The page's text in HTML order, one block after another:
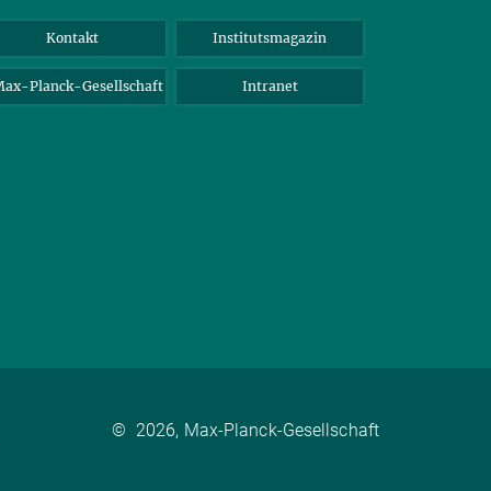
Kontakt Institutsmagazin
Planck-Gesellschaft Intranet
© 2026, Max-Planck-Gesellschaft